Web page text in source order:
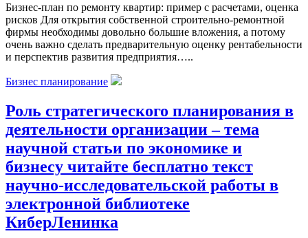
Бизнес-план по ремонту квартир: пример с расчетами, оценка
рисков Для открытия собственной строительно-ремонтной
фирмы необходимы довольно большие вложения, а потому
очень важно сделать предварительную оценку рентабельности
и перспектив развития предприятия…..
Бизнес планирование
Роль стратегического планирования в
деятельности организации – тема
научной статьи по экономике и
бизнесу читайте бесплатно текст
научно-исследовательской работы в
электронной библиотеке
КиберЛенинка